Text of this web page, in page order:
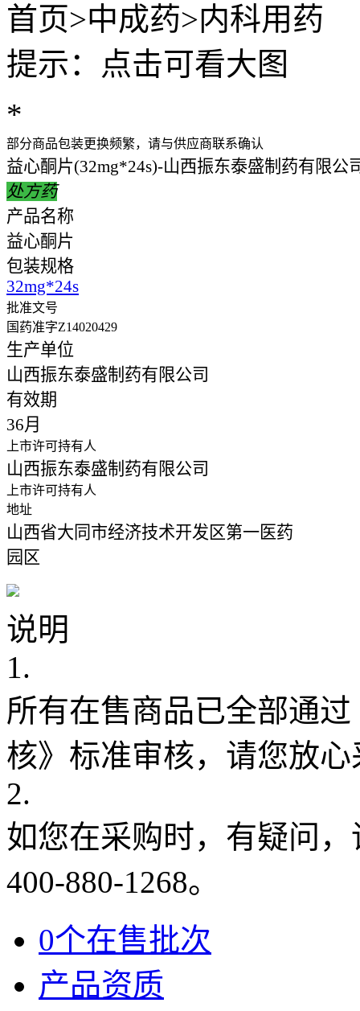
首页>中成药>内科用药
提示：点击可看大图
*
部分商品包装更换频繁，请与供应商联系确认
益心酮片(32mg*24s)-山西振东泰盛制药有限公
处方药
产品名称
益心酮片
包装规格
32mg*24s
批准文号
国药准字Z14020429
生产单位
山西振东泰盛制药有限公司
有效期
36月
上市许可持有人
山西振东泰盛制药有限公司
上市许可持有人
地址
山西省大同市经济技术开发区第一医药
园区
说明
1.
所有在售商品已全部通
核》标准审核，请您放心
2.
如您在采购时，有疑问
400-880-1268。
0个在售批次
产品资质